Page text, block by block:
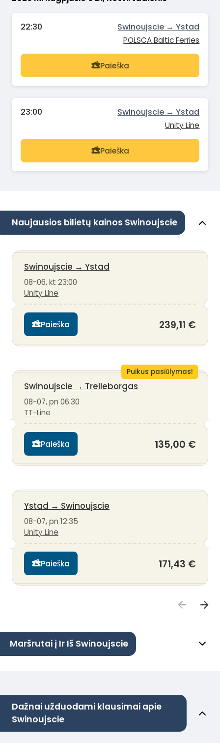
22:30 Swinoujscie → Ystad
POLSCA Baltic Ferries
Paieška
23:00 Swinoujscie → Ystad
Unity Line
Paieška
Naujausios bilietų kainos Swinoujscie
Swinoujscie → Ystad
08-06, kt 23:00
Unity Line
Paieška 239,11 €
Puikus pasiūlymas!
Swinoujscie → Trelleborgas
08-07, pn 06:30
TT-Line
Paieška 135,00 €
Ystad → Swinoujscie
08-07, pn 12:35
Unity Line
Paieška 171,43 €
Maršrutai į Ir Iš Swinoujscie
Dažnai užduodami klausimai apie
Swinoujscie